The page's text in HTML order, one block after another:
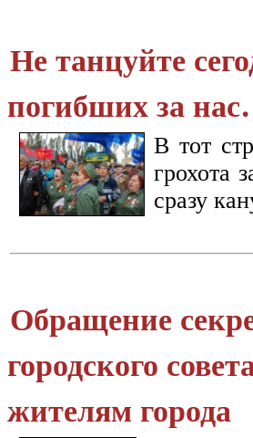
Не танцуйте
погибших за
В тот
грохота
сразу
Обращение
городского
жителям города